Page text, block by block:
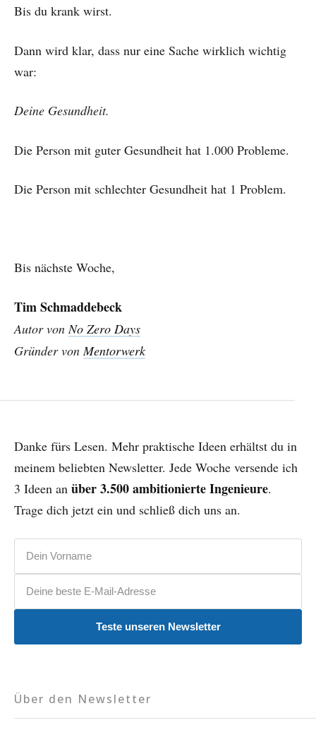
Bis du krank wirst.
Dann wird klar, dass nur eine Sache wirklich wichtig
war:
Deine Gesundheit.
Die Person mit guter Gesundheit hat 1.000 Probleme.
Die Person mit schlechter Gesundheit hat 1 Problem.
Bis nächste Woche,
Tim Schmaddebeck
Autor vonNo Zero Days
Gründer vonMentorwerk
Danke fürs Lesen. Mehr praktische Ideen erhältst du in
meinem beliebten Newsletter. Jede Woche versende ich
3 Ideen an über 3.500 ambitionierte Ingenieure.
Trage dich jetzt ein und schließ dich uns an.
Teste unseren Newsletter
Über den Newsletter